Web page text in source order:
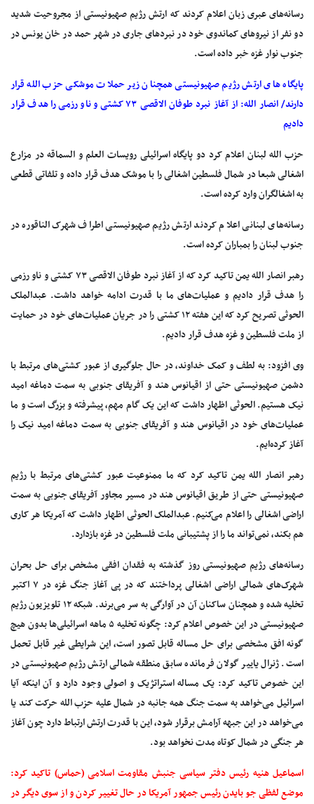
رسانه‌های عبری زبان اعلام کردند که ارتش رژیم صهیونیستی از مجروحیت شدید
دو نفر از نیروهای کماندوی خود در نبردهای جاری در شهر حمد در خان یونس در
جنوب نوار غزه خبر داده است.
پایگاه های ارتش رژیم صهیونیستی همچنان زیر حملات موشکی حزب الله قرار
دارند/ انصار الله: از آغاز نبرد طوفان الاقصی ۷۳ کشتی و ناو رزمی را هدف قرار
دادیم
حزب الله لبنان اعلام کرد دو پایگاه اسرائیلی رویسات العلم و السماقه در مزارع
اشغالی شبعا در شمال فلسطین اشغالی را با موشک هدف قرار داده و تلفاتی قطعی
به اشغالگران وارد کرده است.
رسانه‌های لبنانی اعلام کردند ارتش رژیم صهیونیستی اطراف شهرک الناقوره در
جنوب لبنان را بمباران کرده است.
رهبر انصار الله یمن تاکید کرد که از آغاز نبرد طوفان الاقصی ۷۳ کشتی و ناو رزمی
را هدف قرار دادیم و عملیات‌های ما با قدرت ادامه خواهد داشت. عبدالملک
الحوثی تصریح کرد که این هفته ۱۲ کشتی را در جریان عملیات‌های خود در حمایت
از ملت فلسطین و غزه هدف قرار دادیم.
وی افزود: به لطف و کمک خداوند، در حال جلوگیری از عبور کشتی‌های مرتبط با
دشمن صهیونیستی حتی از اقیانوس هند و آفریقای جنوبی به سمت دماغه امید
نیک هستیم. الحوثی اظهار داشت که این یک گام مهم، پیشرفته و بزرگ است و ما
عملیات‌های خود در اقیانوس هند و آفریقای جنوبی به سمت دماغه امید نیک را
آغاز کرده‌ایم.
رهبر انصار الله یمن تاکید کرد که ما ممنوعیت عبور کشتی‌های مرتبط با رژیم
صهیونیستی حتی از طریق اقیانوس هند در مسیر مجاور آفریقای جنوبی به سمت
اراضی اشغالی را اعلام می‌کنیم. عبدالملک الحوثی اظهار داشت که آمریکا هر کاری
هم بکند، نمی‌تواند ما را از پشتیبانی ملت فلسطین در غزه بازدارد.
رسانه‌های رژیم صهیونیستی روز گذشته به فقدان افقی مشخص برای حل بحران
شهرک‌های شمالی اراضی اشغالی پرداختند که در پی آغاز جنگ غزه در ۷ اکتبر
تخلیه شده و همچنان ساکنان آن در آوارگی به سر می‌برند. شبکه ۱۲ تلویزیون رژیم
صهیونیستی در این خصوص اعلام کرد: چگونه تخلیه ۵ ماهه اسرائیلی‌ها بدون هیچ
گونه افق مشخصی برای حل مساله قابل تصور است، این شرایطی غیر قابل تحمل
است. ژنرال یاییر گولان فرمانده سابق منطقه شمالی ارتش رژیم صهیونیستی در
این خصوص تاکید کرد: یک مساله استراتژیک و اصولی وجود دارد و آن اینکه آیا
اسرائیل می‌خواهد به سمت جنگ همه جانبه در شمال علیه حزب الله حرکت کند یا
می‌خواهد در این جبهه آرامش برقرار شود، این با قدرت ارتش ارتباط دارد چون آغاز
هر جنگی در شمال کوتاه مدت نخواهد بود.
اسماعیل هنیه رئیس دفتر سیاسی جنبش مقاومت اسلامی (حماس) تاکید کرد:
موضع لفظی جو بایدن رئیس جمهور آمریکا در حال تغییر کردن و از سوی دیگر در